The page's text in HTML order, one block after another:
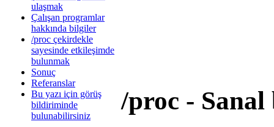
ulaşmak
Çalışan programlar
hakkında bilgiler
/proc çekirdekle
sayesinde etkileşimde
bulunmak
Sonuç
Referanslar
Bu yazı için görüş
bildiriminde
bulunabilirsiniz
/proc - Sanal